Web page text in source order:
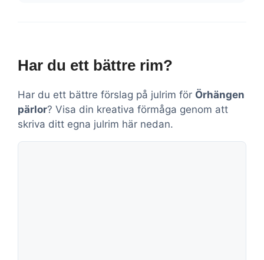
Har du ett bättre rim?
Har du ett bättre förslag på julrim för Örhängen
pärlor? Visa din kreativa förmåga genom att
skriva ditt egna julrim här nedan.
Kommentar